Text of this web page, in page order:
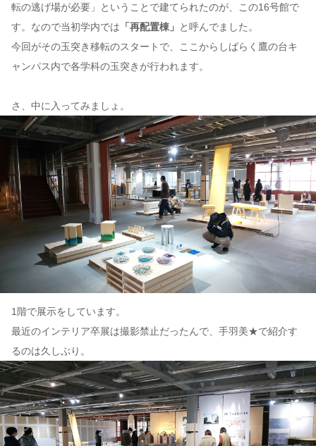
転の逃げ場が必要」ということで建てられたのが、この16号館で
す。なので当初学内では 「再配置棟」 と呼んでました。
今回がその玉突き移転のスタートで、ここからしばらく鷹の台キ
ャンパス内で各学科の玉突きが行われます。
さ、中に入ってみましょ。
1階で展示をしています。
最近のインテリア卒展は撮影禁止だったんで、手羽美★で紹介す
るのは久しぶり。